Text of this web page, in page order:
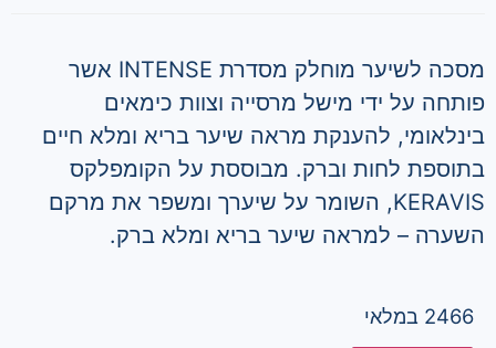
מסכה לשיער מוחלק מסדרת INTENSE אשר
פותחה על ידי מישל מרסייה וצוות כימאים
בינלאומי, להענקת מראה שיער בריא ומלא חיים
בתוספת לחות וברק. מבוססת על הקומפלקס
KERAVIS, השומר על שיערך ומשפר את מרקם
השערה – למראה שיער בריא ומלא ברק.
2466 במלאי